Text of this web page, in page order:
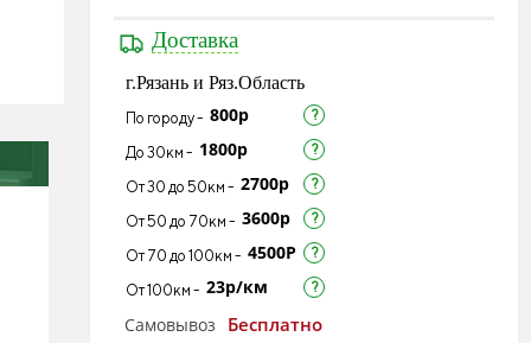
Доставка
г.Рязань и Ряз.Область
По городу - 800р
До 30км - 1800р
От 30 до 50км - 2700р
От 50 до 70км - 3600р
От 70 до 100км - 4500Р
От 100км - 23р/км
Самовывоз
Бесплатно